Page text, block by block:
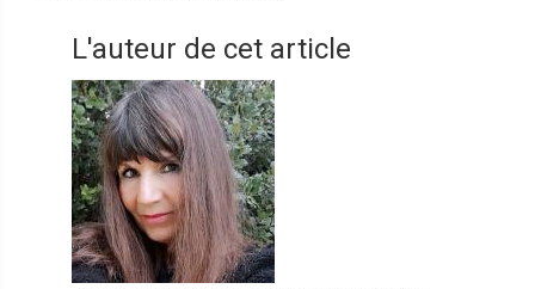
L'auteur de cet article